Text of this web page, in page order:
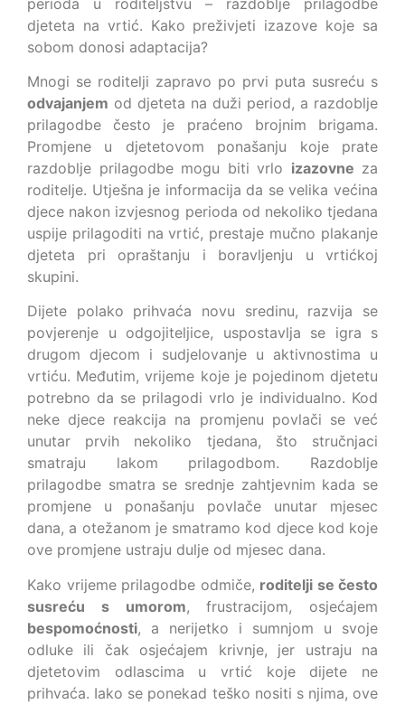
djeteta na vrtić. Kako preživjeti izazove koje sa
sobom donosi adaptacija?
Mnogi se roditelji zapravo po prvi puta susreću s
odvajanjem od djeteta na duži period, a razdoblje
prilagodbe često je praćeno brojnim brigama.
Promjene u djetetovom ponašanju koje prate
razdoblje prilagodbe mogu biti vrlo izazovne za
roditelje. Utješna je informacija da se velika većina
djece nakon izvjesnog perioda od nekoliko tjedana
uspije prilagoditi na vrtić, prestaje mučno plakanje
djeteta pri opraštanju i boravljenju u vrtićkoj
skupini.
Dijete polako prihvaća novu sredinu, razvija se
povjerenje u odgojiteljice, uspostavlja se igra s
drugom djecom i sudjelovanje u aktivnostima u
vrtiću. Međutim, vrijeme koje je pojedinom djetetu
potrebno da se prilagodi vrlo je individualno. Kod
neke djece reakcija na promjenu povlači se već
unutar prvih nekoliko tjedana, što stručnjaci
smatraju lakom prilagodbom. Razdoblje
prilagodbe smatra se srednje zahtjevnim kada se
promjene u ponašanju povlače unutar mjesec
dana, a otežanom je smatramo kod djece kod koje
ove promjene ustraju dulje od mjesec dana.
Kako vrijeme prilagodbe odmiče, roditelji se često
susreću s umorom, frustracijom, osjećajem
bespomoćnosti, a nerijetko i sumnjom u svoje
odluke ili čak osjećajem krivnje, jer ustraju na
djetetovim odlascima u vrtić koje dijete ne
prihvaća. Iako se ponekad teško nositi s njima, ove